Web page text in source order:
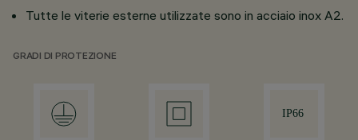
Tutte le viterie esterne utilizzate sono in acciaio inox A2.
GRADI DI PROTEZIONE